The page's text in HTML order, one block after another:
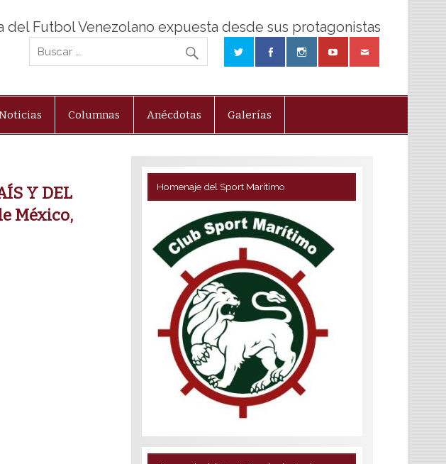
del Futbol Venezolano expuesta desde sus protagonistas
Columnas Anécdotas Galerías
Y DEL
México,
Homenaje del Sport Marítimo